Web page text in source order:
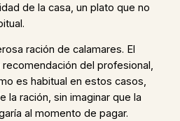
de la casa, un plato que no
ración de calamares. El
del profesional,
es habitual en estos casos,
la ración, sin imaginar que la
al momento de pagar.